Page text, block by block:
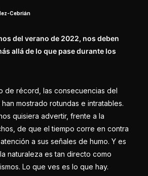
Cebrián
del verano de 2022, nos deben
allá de lo que pase durante los
de récord, las consecuencias del
mostrado rotundas e intratables.
quisiera advertir, frente a la
de que el tiempo corre en contra
a sus señales de humo. Y es
naturaleza es tan directo como
Lo que ves es lo que hay.